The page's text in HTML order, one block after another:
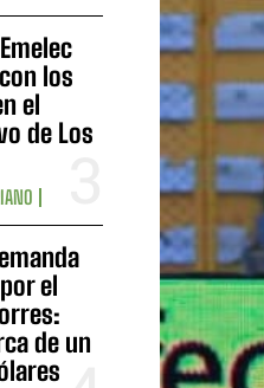
los
el
de Los
el
de un